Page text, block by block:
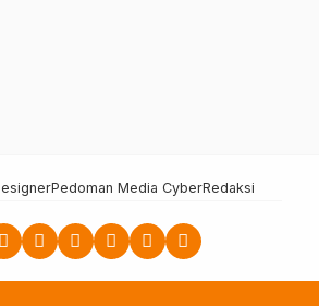
Pedoman Media CyberRedaksi